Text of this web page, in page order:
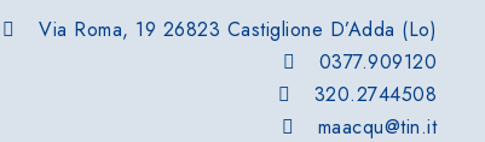
Via Roma, 19 26823 Castiglione D’Adda (Lo)
0377.909120
320.2744508
maacqu@tin.it